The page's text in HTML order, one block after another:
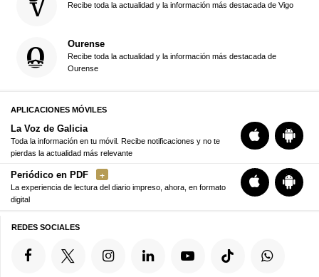
Recibe toda la actualidad y la información más destacada de Vigo
Ourense
Recibe toda la actualidad y la información más destacada de
Ourense
APLICACIONES MÓVILES
La Voz de Galicia
Toda la información en tu móvil. Recibe notificaciones y no te
pierdas la actualidad más relevante
Periódico en PDF
La experiencia de lectura del diario impreso, ahora, en formato
digital
REDES SOCIALES